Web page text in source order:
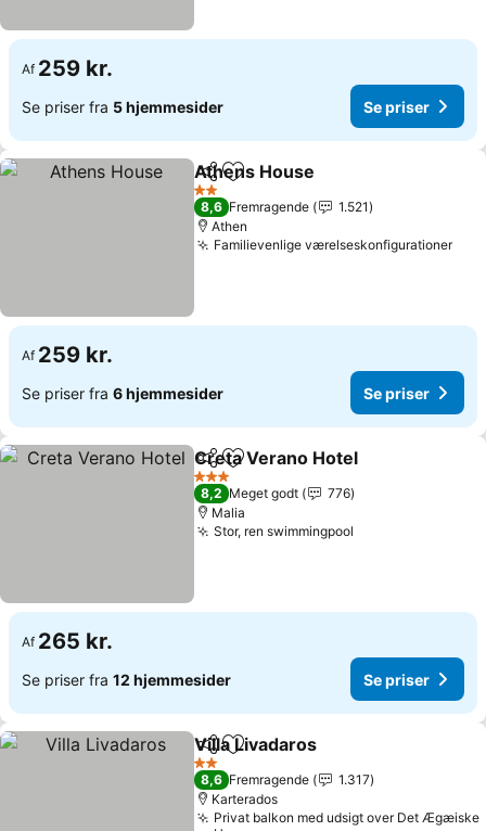
Af 259 kr.
Se priser fra 5 hjemmesider Se priser
Del Føj til favoritter
Athens House
2 Stjerner
8,6 Fremragende
1.521
Athen
Familievenlige værelseskonfigurationer
Af 259 kr.
Se priser fra 6 hjemmesider Se priser
Del Føj til favoritter
Creta Verano Hotel
3 Stjerner
8,2 Meget godt
776
Malia
Stor, ren swimmingpool
Af 265 kr.
Se priser fra 12 hjemmesider Se priser
Del Føj til favoritter
Villa Livadaros
2 Stjerner
8,6 Fremragende
1.317
Karterados
Privat balkon med udsigt over Det Ægæiske